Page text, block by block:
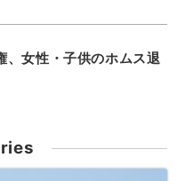
、女性・子供のホムス退